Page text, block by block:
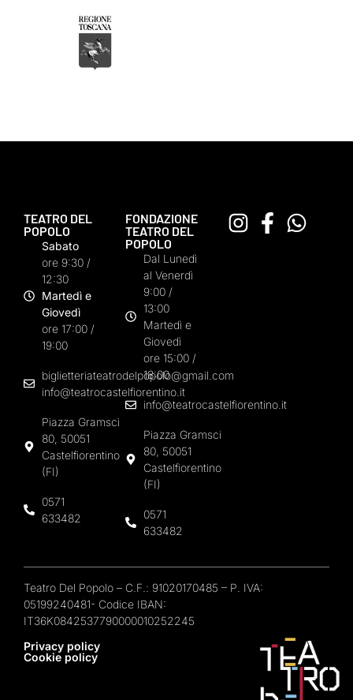
TEATRO DEL
POPOLO
Sabato
ore 9:30 /
12:30
Martedì e
Giovedì
ore 17:00 /
19:00
biglietteriateatrodelpopolo@gmail.com
info@teatrocastelfiorentino.it
Piazza Gramsci
80, 50051
Castelfiorentino
(FI)
0571
633482
FONDAZIONE
TEATRO DEL
POPOLO
Dal Lunedì
al Venerdì
9:00 /
13:00
Martedì e
Giovedì
ore 15:00 /
18:00
info@teatrocastelfiorentino.it
Piazza Gramsci
80, 50051
Castelfiorentino
(FI)
0571
633482
Teatro Del Popolo – C.F.: 91020170485 – P. IVA:
05199240481- Codice IBAN:
IT36K0842537790000010252245
Privacy policy
Cookie policy